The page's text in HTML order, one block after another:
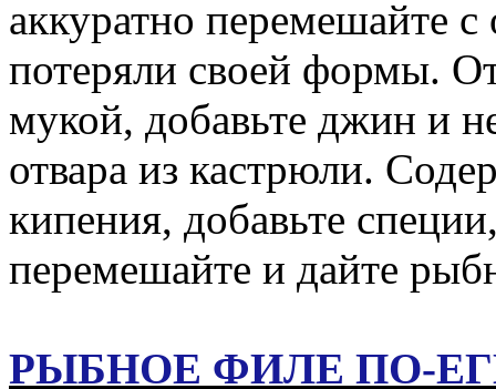
аккуратно перемешайте
потеряли своей формы.
мукой, добавьте джин и
отвара из кастрюли.
кипения, добавьте
перемешайте и дайте
РЫБНОЕ ФИЛЕ ПО-